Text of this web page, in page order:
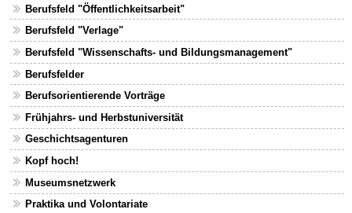
Berufsfeld "Öffentlichkeitsarbeit"
Berufsfeld "Verlage"
Berufsfeld "Wissenschafts- und Bildungsmanagement"
Berufsfelder
Berufsorientierende Vorträge
Frühjahrs- und Herbstuniversität
Geschichtsagenturen
Kopf hoch!
Museumsnetzwerk
Praktika und Volontariate